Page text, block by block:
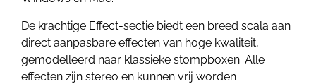
De krachtige Effect-sectie biedt een breed scala aan
direct aanpasbare effecten van hoge kwaliteit,
gemodelleerd naar klassieke stompboxen. Alle
effecten zijn stereo en kunnen vrij worden